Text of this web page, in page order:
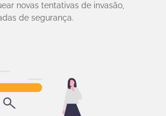
novas tentativas de invasão,
de segurança.